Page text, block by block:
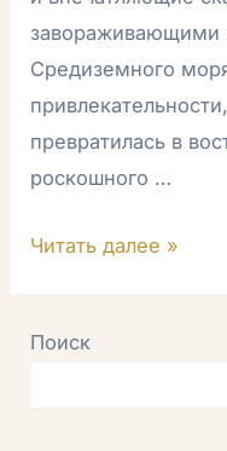
завораживающими
Средиземного
превратилась в
роскошного …
Читать далее »
Поиск